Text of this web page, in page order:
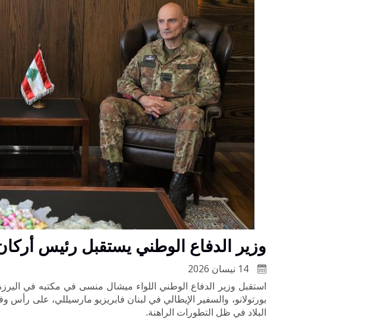
وزير الدفاع الوطني يستقبل رئيس
14 نيسان 2026
استقبل وزير الدفاع الوطني اللواء ميشال منسى في مكتبه في اليرزة
بورتولانو، والسفير الإيطالي في لبنان فابريزيو مارسيللي، على
البلاد في ظل التطورات الراهنة.